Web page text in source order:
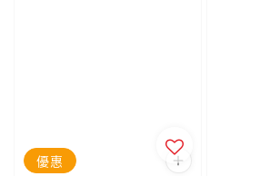
優惠